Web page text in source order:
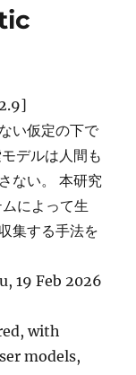
い仮定の下で
デルは人間も
ない。 本研究
によって生
集する手法を
19 Feb 2026
with
models,